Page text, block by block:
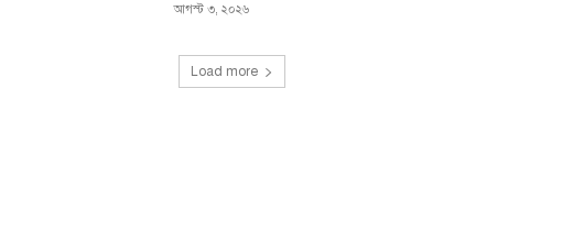
আগস্ট ৩, ২০২৬
Load more